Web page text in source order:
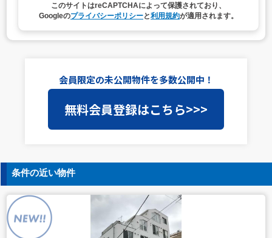
（1）お問い合わせ対応（本人への連絡を含む）のため
4. 個人情報取扱いの委託
当社は事業運営上、前項利用目的の範囲に限って個人情報
を外部に委託することがあります。この場合、個人情報保
護水準の高い委託先を選定し、個人情報の適正管理・機密
保持についての契約を交わし、適切な管理を実施させま
5. 個人情報の開示等の請求
ご本人様は、当社に対してご自身の個人情報の開示等（利
用目的の通知、開示、内容の訂正・追加・削除、利用の停
止または消去、第三者への提供の停止）に関して、下記の
当社問合わせ窓口に申し出ることができます。その際、当
社はお客様ご本人を確認させていただいたうえで、合理的
このサイトはreCAPTCHAによって保護されており、
Googleのプライバシーポリシーと利用規約が適用されます。
会員限定の未公開物件を多数公開中！
無料会員登録はこちら>>>
条件の近い物件